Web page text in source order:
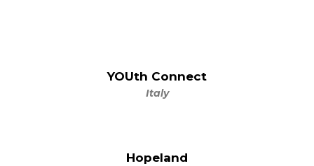
YOUth Connect
Italy
Hopeland